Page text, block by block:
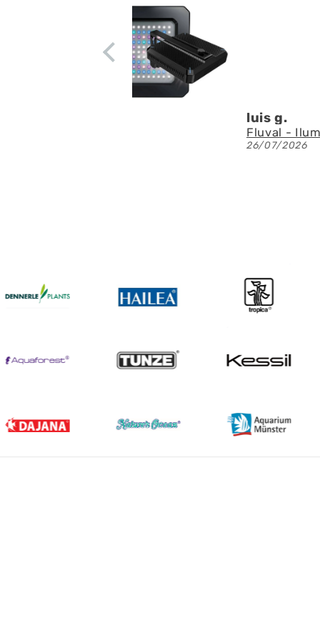
Denis
23/07/2026